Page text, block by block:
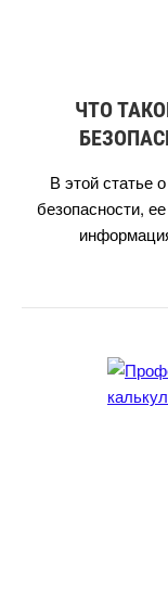
ЧТО
этой статье о
езопасности,